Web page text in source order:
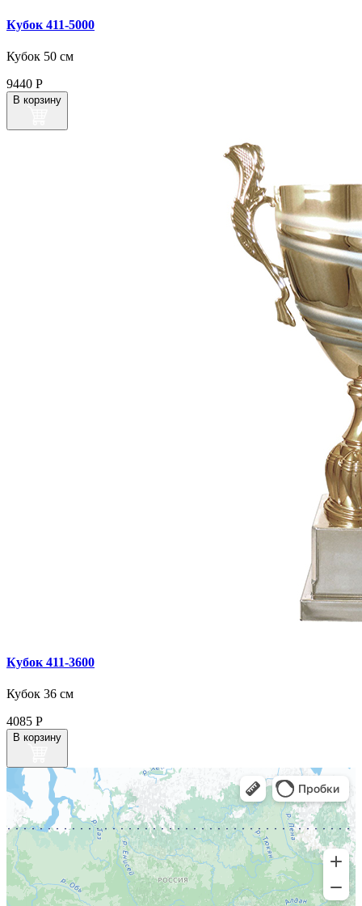
Кубок 411‑5000
Кубок 50 см
9440 Р
В корзину
Кубок 411‑3600
Кубок 36 см
4085 Р
В корзину